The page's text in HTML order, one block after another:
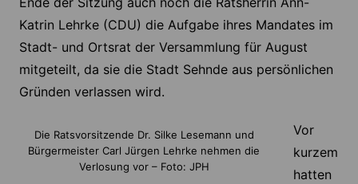
Katrin Lehrke (CDU) die Aufgabe ihres Mandates im
Stadt- und Ortsrat der Versammlung für August
mitgeteilt, da sie die Stadt Sehnde aus persönlichen
Gründen verlassen wird.
Die Ratsvorsitzende Dr. Silke Lesemann und
Bürgermeister Carl Jürgen Lehrke nehmen die
Verlosung vor – Foto: JPH
Vor
kurzem
hatten